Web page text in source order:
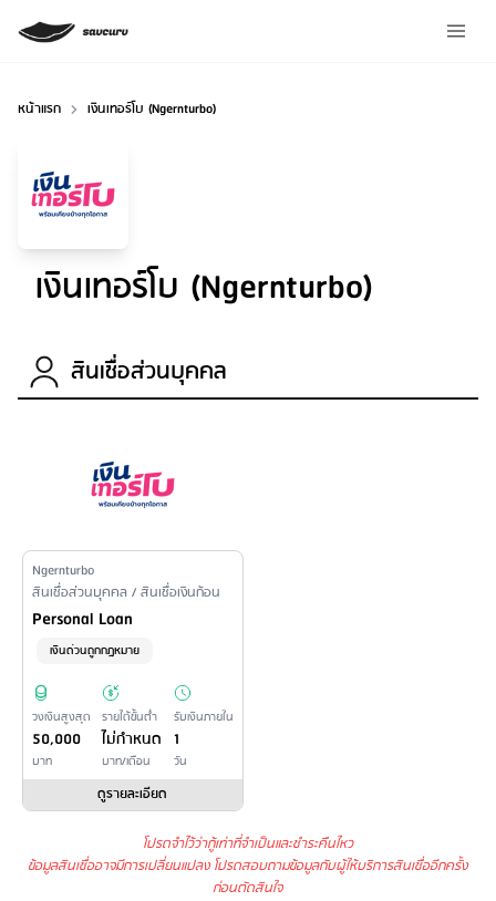
หน้าแรก เงินเทอร์โบ (Ngernturbo)
เงินเทอร์โบ (Ngernturbo)
สินเชื่อส่วนบุคคล
Issuer Name
Ngernturbo
Financial Product Type /
สินเชื่อส่วนบุคคล / สินเชื่อเงินก้อน
Personal Loan Name
Personal Loan
เงินด่วนถูกกฎหมาย
วงเงินสูงสุด
50,000
บาท
รายได้ขั้นต่ำ
ไม่กำหนด
บาท/เดือน
รับเงินภายใน
1
วัน
ดูรายละเอียด
โปรดจำไว้ว่ากู้เท่าที่จำเป็นและชำระคืนไหว
ข้อมูลสินเชื่ออาจมีการเปลี่ยนแปลง โปรดสอบถามข้อมูลกับผู้ให้บริการสินเชื่ออีกครั้ง
ก่อนตัดสินใจ